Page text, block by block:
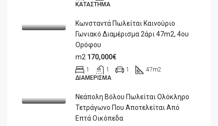
ΚΑΤΆΣΤΗΜΑ
Κωνσταντά Πωλείται Καινούριο
Γωνιακό Διαμέρισμα 2άρι 47m2, 4ου
Ορόφου
m2 170,000€
1 1 1 47m2
ΔΙΑΜΈΡΙΣΜΑ
Νεάπολη Βόλου Πωλείται Ολόκληρο
Τετράγωνο Που Αποτελείται Από
Επτά Οικόπεδα